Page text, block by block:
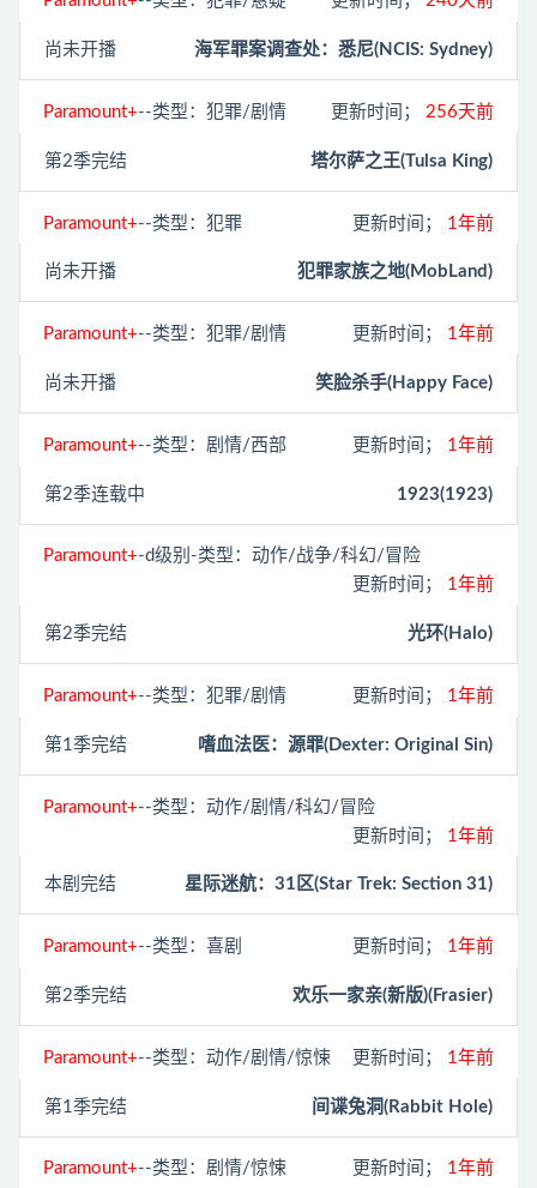
尚未开播 海军罪案调查处：悉尼(NCIS: Sydney)
Paramount+--类型：犯罪/剧情 更新时间； 256天前
第2季完结 塔尔萨之王(Tulsa King)
Paramount+--类型：犯罪 更新时间； 1年前
尚未开播 犯罪家族之地(MobLand)
Paramount+--类型：犯罪/剧情 更新时间； 1年前
尚未开播 笑脸杀手(Happy Face)
Paramount+--类型：剧情/西部 更新时间； 1年前
第2季连载中 1923(1923)
Paramount+-d级别-类型：动作/战争/科幻/冒险
更新时间；
1年前
第2季完结 光环(Halo)
Paramount+--类型：犯罪/剧情 更新时间； 1年前
第1季完结 嗜血法医：源罪(Dexter: Original Sin)
Paramount+--类型：动作/剧情/科幻/冒险
更新时间；
1年前
本剧完结 星际迷航：31区(Star Trek: Section 31)
Paramount+--类型：喜剧 更新时间； 1年前
第2季完结 欢乐一家亲(新版)(Frasier)
Paramount+--类型：动作/剧情/惊悚 更新时间； 1年前
第1季完结 间谍兔洞(Rabbit Hole)
Paramount+--类型：剧情/惊悚 更新时间； 1年前